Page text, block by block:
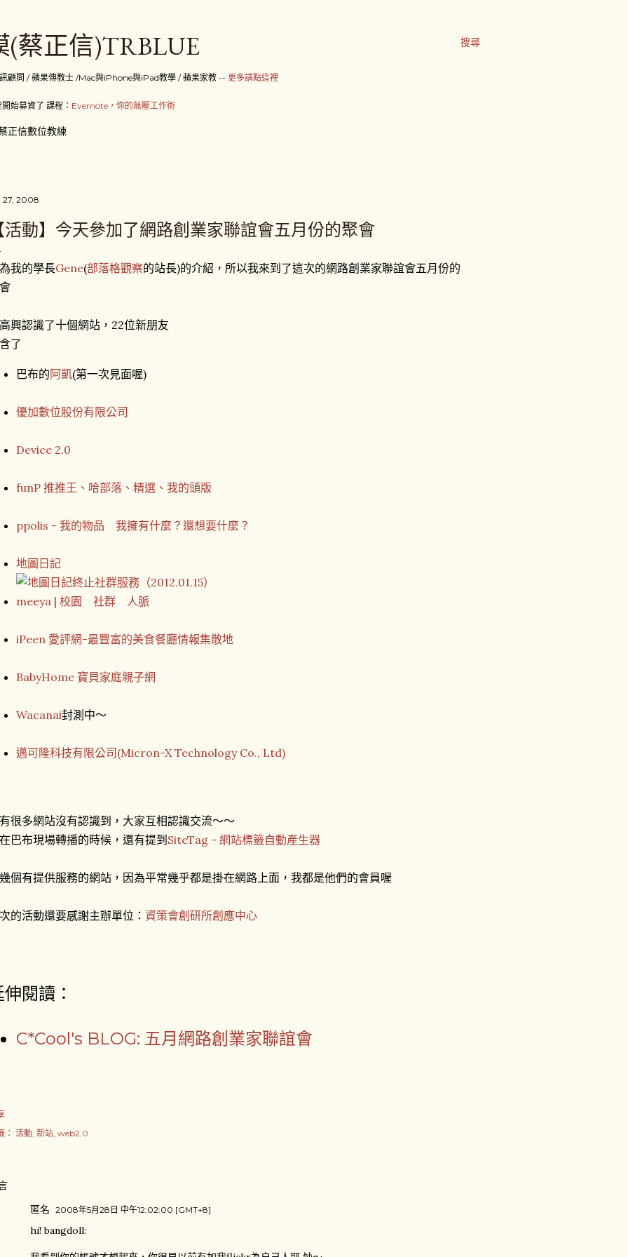
搜尋
(蔡正信)TRBLUE
顧問 / 蘋果傳教士 /Mac與iPhone與iPad教學 / 蘋果家教 -- 更多請點這裡
始募資了 課程： Evernote，你的無壓工作術
正信數位教練
27, 2008
活動】今天參加了網路創業家聯誼會五月份的聚會
我的學長Gene(部落格觀察的站長)的介紹，所以我來到了這次的網路創業家聯誼會五月份的
興認識了十個網站，22位新朋友
了
巴布的阿凱(第一次見面喔)
優加數位股份有限公司
Device 2.0
funP 推推王、哈部落、精選、我的頭版
ppolis - 我的物品 我擁有什麼？還想要什麼？
地圖日記
meeya | 校園 社群 人脈
iPeen 愛評網-最豐富的美食餐廳情報集散地
BabyHome 寶貝家庭親子網
Wacanai封測中～
邁可隆科技有限公司(Micron-X Technology Co., Ltd)
很多網站沒有認識到，大家互相認識交流～～
巴布現場轉播的時候，還有提到 SiteTag - 網站標籤自動產生器
個有提供服務的網站，因為平常幾乎都是掛在網路上面，我都是他們的會員喔
的活動還要感謝主辦單位： 資策會創研所創應中心
閱讀：
C*Cool's BLOG: 五月網路創業家聯誼會
： 活動 新站 web2.0
匿名 2008年5月28日 中午12:02:00 [GMT+8]
hi! bangdoll: